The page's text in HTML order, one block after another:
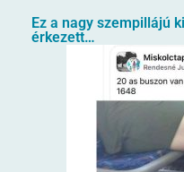
Ez a nagy szempillájú
érkezett…